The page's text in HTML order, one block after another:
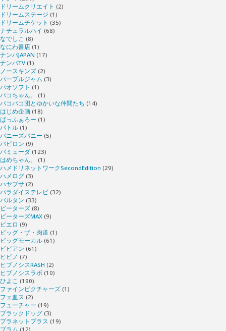
ドリームクリエイト (2)
ドリームステージ (1)
ドリームチケット (35)
ナチュラルハイ (68)
なでしこ (8)
なにわ書店 (1)
ナンパJAPAN (17)
ナンパTV (1)
ノースキンズ (2)
パープルジャム (3)
パオソフト (1)
パコちゃん。
(1)
パコパコ団とゆかいな仲間たち (14)
はじめ企画 (18)
ばっふぁろー (1)
バトル (1)
バニーズバニー (5)
バビロン (9)
バミューダ (123)
はめちゃん。
(1)
ハメドリネットワークSecondEdition (29)
ハメログ (3)
ハヤブサ (2)
パラダイステレビ (32)
バルタン (33)
ピーターズ (8)
ピーターズMAX (9)
ピエロ (9)
ビッグ・ザ・肉道 (1)
ビッグモーカル (61)
ビビアン (61)
ヒビノ (7)
ヒプノシスRASH (2)
ヒプノシスラボ (10)
ひよこ (190)
ファインピクチャーズ (1)
フェ血ス (2)
フューチャー (19)
ブラックドッグ (3)
プラネットプラス (19)
プラム (12)